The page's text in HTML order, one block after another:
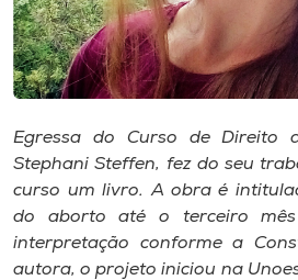
Selecione
o idioma
Egressa do Curso de Direito
Stephani Steffen, fez do seu
curso um livro. A obra é
do aborto até o terceiro
interpretação conforme a
autora, o projeto iniciou na